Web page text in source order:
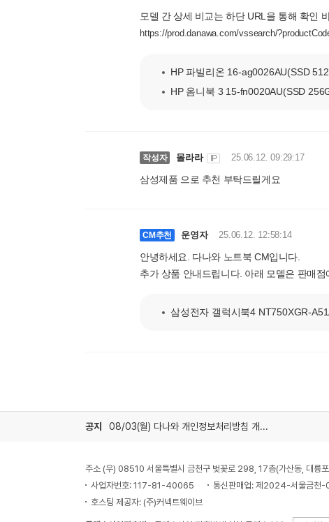
모델 간 상세 비교는 하단 URL을 통해 확인
https://prod.danawa.com/vssearch/
HP 파빌리온 16-ag0026AU(SSD
HP 옴니북 3 15-fn0020AU(SSD
작성자 몰라라 IP 25.06.12. 09:29:17
삼성제품 으로 추천 부탁드릴게요
CM추천 운영자 25.06.12. 12:58:14
안녕하세요. 다나와 노트북 CM입니다.
추가 상품 안내드립니다. 아래 모델은 판매
삼성전자 갤럭시북4 NT750XGR-
공지 08/03(월) 다나와 개인정보처리방침 개정 안내
주소 (우) 08510 서울특별시 금천구 벚꽃로 298, 17층(가산동, 대륭
사업자번호: 117-81-40065
통신판매업: 제2024-서울금천
호스팅 제공자: (주)커넥트웨이브